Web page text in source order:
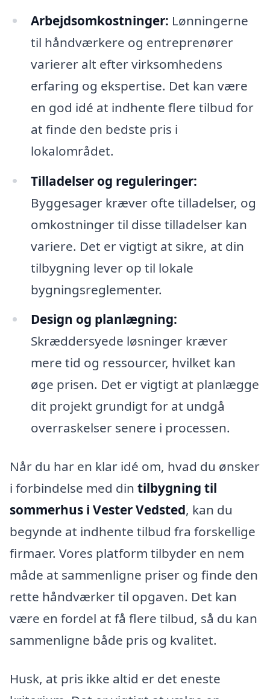
Arbejdsomkostninger: Lønningerne
til håndværkere og entreprenører
varierer alt efter virksomhedens
erfaring og ekspertise. Det kan være
en god idé at indhente flere tilbud for
at finde den bedste pris i
lokalområdet.
Tilladelser og reguleringer:
Byggesager kræver ofte tilladelser, og
omkostninger til disse tilladelser kan
variere. Det er vigtigt at sikre, at din
tilbygning lever op til lokale
bygningsreglementer.
Design og planlægning:
Skræddersyede løsninger kræver
mere tid og ressourcer, hvilket kan
øge prisen. Det er vigtigt at planlægge
dit projekt grundigt for at undgå
overraskelser senere i processen.
Når du har en klar idé om, hvad du ønsker
i forbindelse med din tilbygning til
sommerhus i Vester Vedsted, kan du
begynde at indhente tilbud fra forskellige
firmaer. Vores platform tilbyder en nem
måde at sammenligne priser og finde den
rette håndværker til opgaven. Det kan
være en fordel at få flere tilbud, så du kan
sammenligne både pris og kvalitet.
Husk, at pris ikke altid er det eneste